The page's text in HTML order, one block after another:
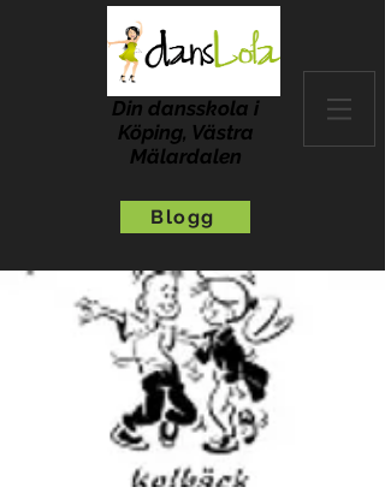
Din dansskola i
Köping, Västra
Mälardalen
Blogg